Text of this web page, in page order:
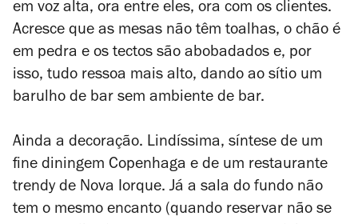
em voz alta, ora entre eles, ora com os clientes.
Acresce que as mesas não têm toalhas, o chão é
em pedra e os tectos são abobadados e, por
isso, tudo ressoa mais alto, dando ao sítio um
barulho de bar sem ambiente de bar.
Ainda a decoração. Lindíssima, síntese de um
fine diningem Copenhaga e de um restaurante
trendyde Nova Iorque. Já a sala do fundo não
tem o mesmo encanto (quando reservar não se